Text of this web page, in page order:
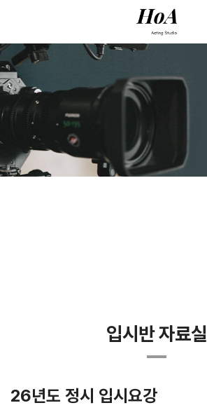
입시반 자료실
26년도 정시 입시요강